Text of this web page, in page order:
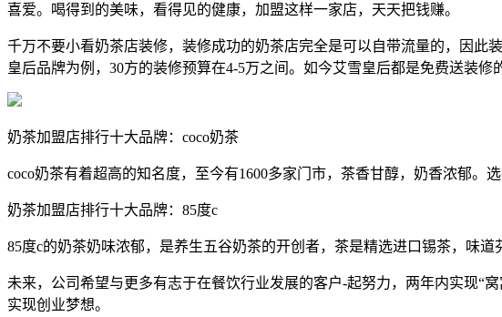
喜爱。喝得到的美味，看得见的健康，加盟这样一家店，天天把钱赚。
千万不要小看奶茶店装修，装修成功的奶茶店完全是可以自带流量的，因
皇后品牌为例，30方的装修预算在4-5万之间。如今艾雪皇后都是免费送装修
奶茶加盟店排行十大品牌：coco奶茶
coco奶茶有着超高的知名度，至今有1600多家门市，茶香甘醇，奶香浓郁。
奶茶加盟店排行十大品牌：85度c
85度c的奶茶奶味浓郁，是养生五谷奶茶的开创者，茶是精选进口锡茶，味
未来，公司希望与更多有志于在餐饮行业发展的客户-起努力，两年内实现“
实现创业梦想。